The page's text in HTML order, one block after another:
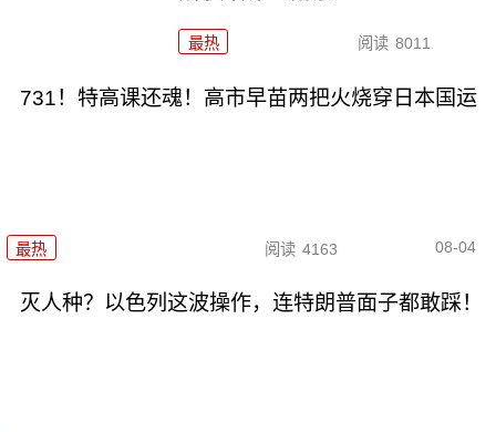
最热 阅读 8011
731！特高课还魂！高市早苗两把火烧穿日本国运
最热 阅读 4163 08-04
灭人种？以色列这波操作，连特朗普面子都敢踩！